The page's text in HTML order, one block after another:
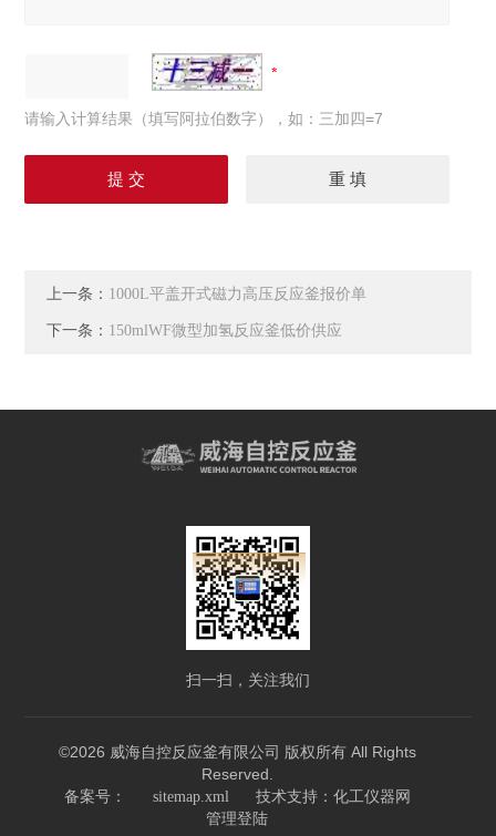
请输入计算结果（填写阿拉伯数字），如：三加四=7
上一条： 1000L平盖开式磁力高压反应釜报价单
下一条： 150mlWF微型加氢反应釜低价供应
扫一扫，关注我们
©2026 威海自控反应釜有限公司 版权所有 All Rights
Reserved.
备案号： sitemap.xml 技术支持： 化工仪器网
管理登陆